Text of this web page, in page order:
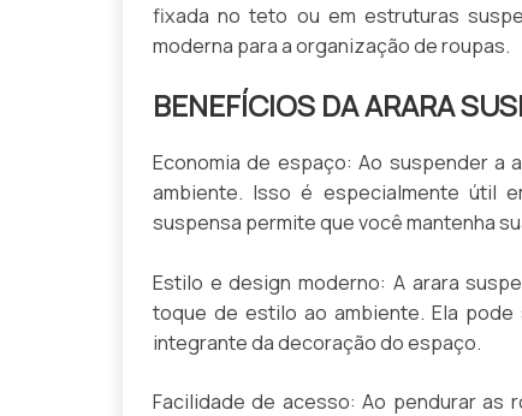
fixada no teto ou em estruturas
moderna para a organização de roupas.
BENEFÍCIOS DA ARARA
Economia de espaço: Ao suspender
ambiente. Isso é especialmente útil
suspensa permite que você mantenha
Estilo e design moderno: A arara
toque de estilo ao ambiente. Ela
integrante da decoração do espaço.
Facilidade de acesso: Ao pendurar as